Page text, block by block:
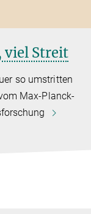
viel Streit
so umstritten
Max-Planck-